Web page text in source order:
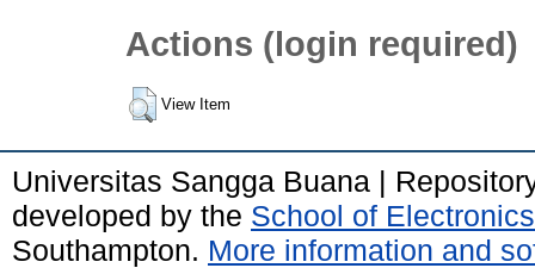
Actions (login required)
View Item
Universitas Sangga Buana |
developed by the School of
Southampton. More information and